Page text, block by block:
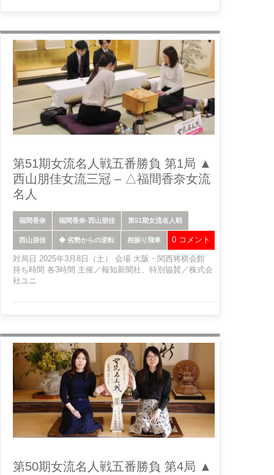
第51期女流名人戦五番勝負 第1局 ▲
西山朋佳女流三冠 – △福間香奈女流
名人
福間香奈 福間香奈-西山朋佳 第51期女流名人戦
西山朋佳 ◆ 劣勢からの逆転 相振り飛車 0 コメント
対局日 2025年3月8日（土） 会場 大阪・関西将棋会館
持ち時間 各3時間 主催／報知新聞社、特別協賛／株式会
社ユニ
第50期女流名人戦五番勝負 第4局 ▲